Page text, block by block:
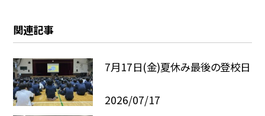
関連記事
7月17日(金)夏休み最後の登校日
2026/07/17